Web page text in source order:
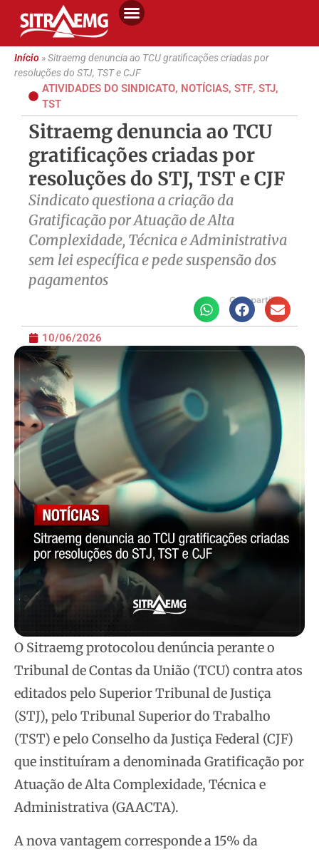
Início»Sitraemg denuncia ao TCU gratificações criadas por
resoluções do STJ, TST e CJF
ATIVIDADES DO SINDICATO, NOTÍCIAS, STF, STJ,
TST
Sitraemg denuncia ao TCU
gratificações criadas por
resoluções do STJ, TST e CJF
Sindicato questiona a criação da
Gratificação por Atuação de Alta
Complexidade, Técnica e Administrativa
sem lei específica e pede suspensão dos
pagamentos
Compartilhe
10/06/2026
O Sitraemg protocolou denúncia perante o
Tribunal de Contas da União (TCU) contra atos
editados pelo Superior Tribunal de Justiça
(STJ), pelo Tribunal Superior do Trabalho
(TST) e pelo Conselho da Justiça Federal (CJF)
que instituíram a denominada Gratificação por
Atuação de Alta Complexidade, Técnica e
Administrativa (GAACTA).
A nova vantagem corresponde a 15% da